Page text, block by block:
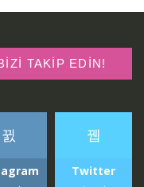
TAKIP EDIN!
Twitter